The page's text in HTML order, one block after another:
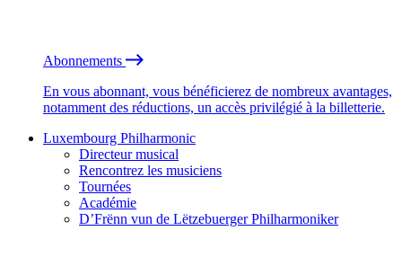
Abonnements
En vous abonnant, vous bénéficierez de nombreux avantages,
notamment des réductions, un accès privilégié à la billetterie.
Luxembourg Philharmonic
Directeur musical
Rencontrez les musiciens
Tournées
Académie
D’Frënn vun de Lëtzebuerger Philharmoniker